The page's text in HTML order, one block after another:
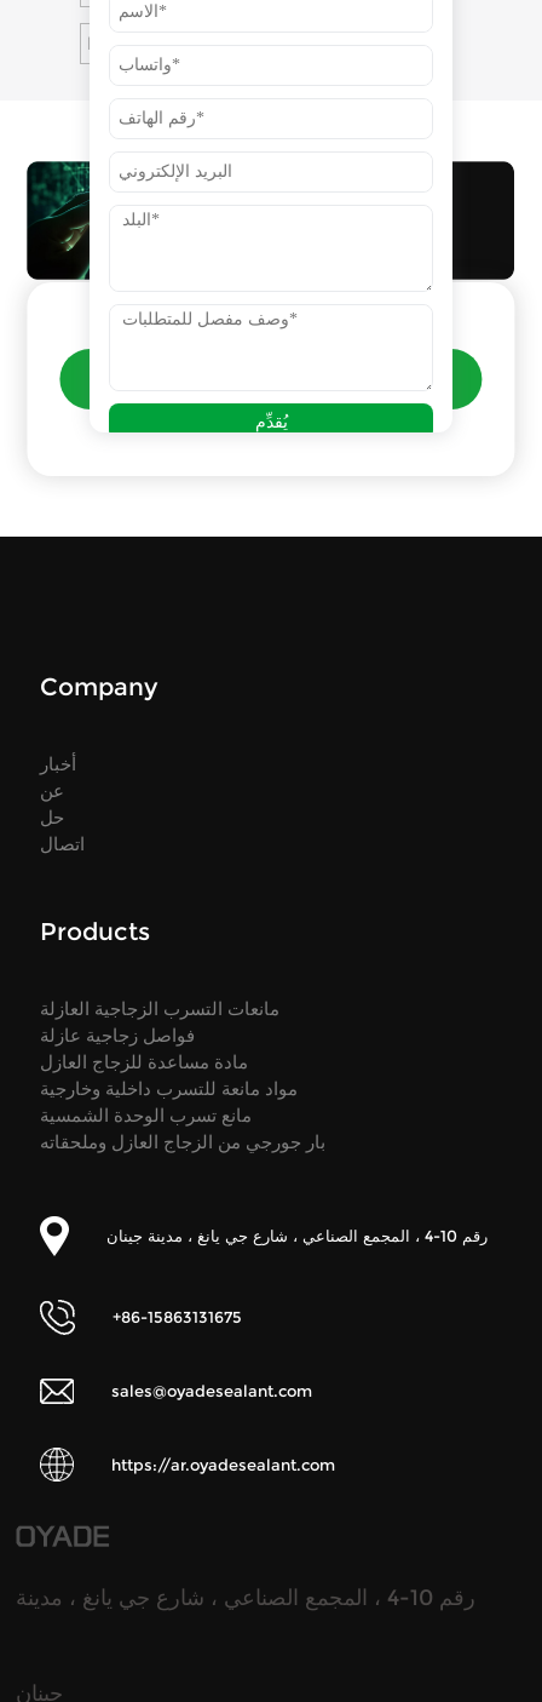
Last
Company
أخبار
عن
حل
اتصال
Products
مانعات التسرب الزجاجية العازلة
فواصل زجاجية عازلة
مادة مساعدة للزجاج العازل
مواد مانعة للتسرب داخلية وخارجية
مانع تسرب الوحدة الشمسية
بار جورجي من الزجاج العازل وملحقاته
رقم 10-4 ، المجمع الصناعي ، شارع جي يانغ ، مدينة جينان
+86-15863131675
sales@oyadesealant.com
https://ar.oyadesealant.com
رقم 10-4 ، المجمع الصناعي ، شارع جي يانغ ، مدينة
جينان